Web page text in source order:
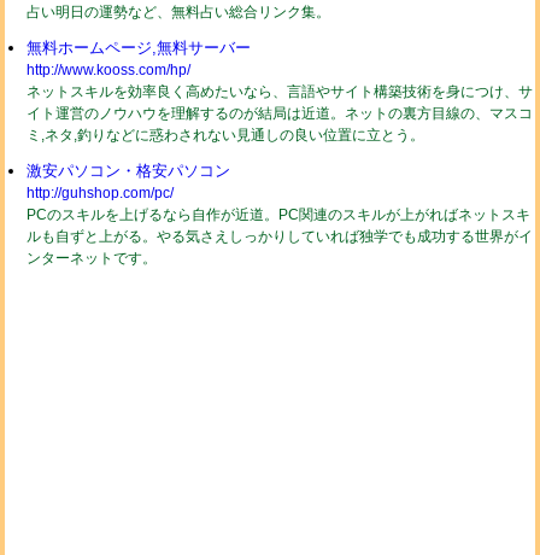
占い明日の運勢など、無料占い総合リンク集。
無料ホームページ,無料サーバー
http://www.kooss.com/hp/
ネットスキルを効率良く高めたいなら、言語やサイト構築技術を身につけ、サ
イト運営のノウハウを理解するのが結局は近道。ネットの裏方目線の、マスコ
ミ,ネタ,釣りなどに惑わされない見通しの良い位置に立とう。
激安パソコン・格安パソコン
http://guhshop.com/pc/
PCのスキルを上げるなら自作が近道。PC関連のスキルが上がればネットスキ
ルも自ずと上がる。やる気さえしっかりしていれば独学でも成功する世界がイ
ンターネットです。